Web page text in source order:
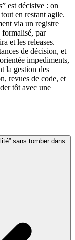
est décisive : on
en restant agile.
via un registre
formalisé, par
et les releases.
de décision, et
impediments,
la gestion des
revues de code, et
tôt avec une
sans tomber dans